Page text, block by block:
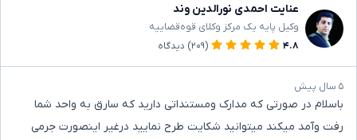
عنایت احمدی نورالدین وند
وکیل پایه یک مرکز وکلای قوه‌قضاییه
۴.۸
(۲۰۹) دیدگاه
۵ سال پیش
باسلام در صورتی که مدارک ومستنداتی دارید که سارق به واحد شما
رفت وآمد میکند میتوانید شکایت طرح نمایید درغیر اینصورت جرمی